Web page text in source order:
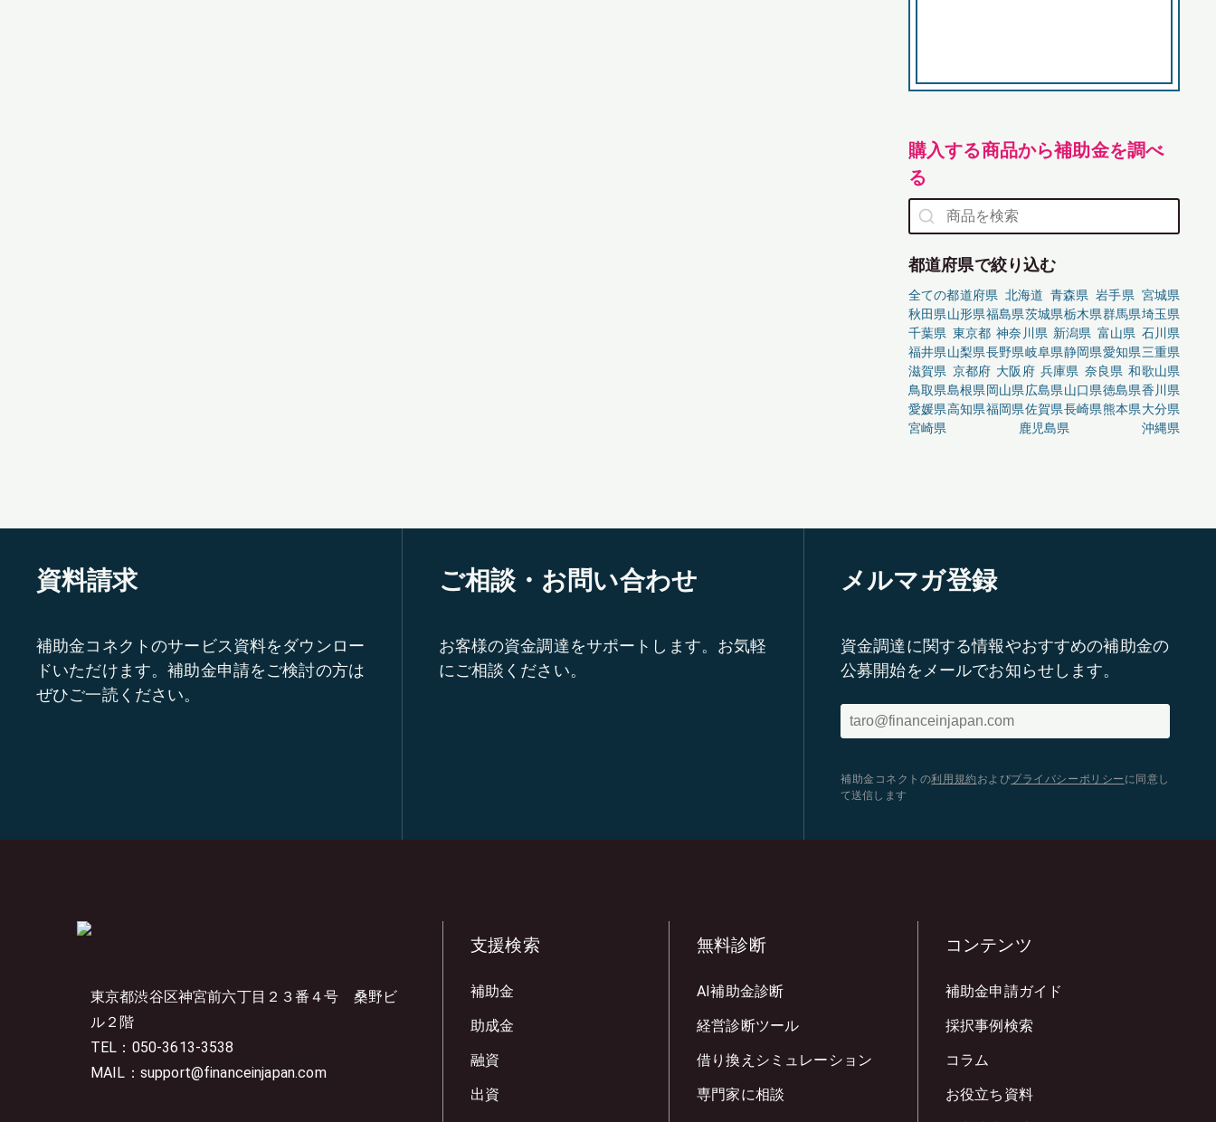
購入する商品から補助金を調べ
る
都道府県で絞り込む
全ての都道府県 北海道 青森県 岩手県 宮城県
秋田県山形県福島県茨城県栃木県群馬県埼玉県
千葉県 東京都 神奈川県 新潟県 富山県 石川県
福井県山梨県長野県岐阜県静岡県愛知県三重県
滋賀県 京都府 大阪府 兵庫県 奈良県 和歌山県
鳥取県島根県岡山県広島県山口県徳島県香川県
愛媛県高知県福岡県佐賀県長崎県熊本県大分県
宮崎県
鹿児島県 沖縄県
資料請求
補助金コネクトのサービス資料をダウンロー
ドいただけます。補助金申請をご検討の方は
ぜひご一読ください。
ご相談・お問い合わせ
お客様の資金調達をサポートします。お気軽
にご相談ください。
メルマガ登録
資金調達に関する情報やおすすめの補助金の
公募開始をメールでお知らせします。
補助金コネクトの利用規約 およびプライバシーポリシー に同意し
て送信します
東京都渋谷区神宮前六丁目２３番４号 桑野ビ
ル２階
TEL：050-3613-3538
MAIL：support@financeinjapan.com
支援検索
補助金
助成金
融資
出資
無料診断
AI補助金診断
経営診断ツール
借り換えシミュレーション
専門家に相談
コンテンツ
補助金申請ガイド
採択事例検索
コラム
お役立ち資料